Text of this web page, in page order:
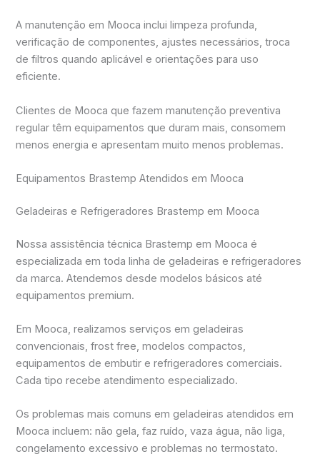
A manutenção em Mooca inclui limpeza profunda,
verificação de componentes, ajustes necessários, troca
de filtros quando aplicável e orientações para uso
eficiente.
Clientes de Mooca que fazem manutenção preventiva
regular têm equipamentos que duram mais, consomem
menos energia e apresentam muito menos problemas.
Equipamentos Brastemp Atendidos em Mooca
Geladeiras e Refrigeradores Brastemp em Mooca
Nossa assistência técnica Brastemp em Mooca é
especializada em toda linha de geladeiras e refrigeradores
da marca. Atendemos desde modelos básicos até
equipamentos premium.
Em Mooca, realizamos serviços em geladeiras
convencionais, frost free, modelos compactos,
equipamentos de embutir e refrigeradores comerciais.
Cada tipo recebe atendimento especializado.
Os problemas mais comuns em geladeiras atendidos em
Mooca incluem: não gela, faz ruído, vaza água, não liga,
congelamento excessivo e problemas no termostato.